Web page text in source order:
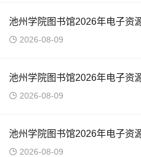
池州学院图书馆2026年电子资
2026-08-09
池州学院图书馆2026年电子资
2026-08-09
池州学院图书馆2026年电子资
2026-08-09